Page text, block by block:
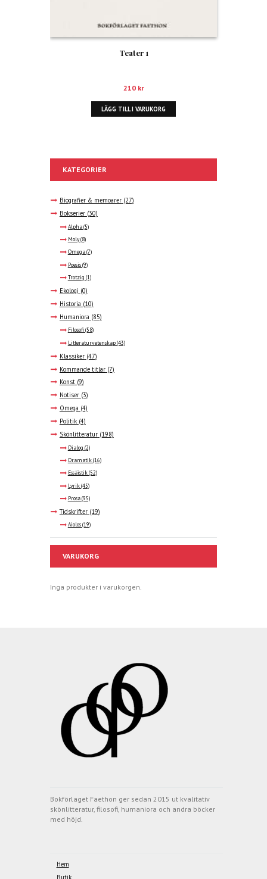
Teater 1
210 kr
LÄGG TILL I VARUKORG
KATEGORIER
Biografier & memoarer (27)
Bokserier (30)
Alpha(5)
Moly(8)
Omega(7)
Poesis(9)
Trotzig (1)
Ekologi (0)
Historia (10)
Humaniora (85)
Filosofi(58)
Litteraturvetenskap(43)
Klassiker (47)
Kommande titlar (7)
Konst (9)
Notiser (3)
Omega (4)
Politik (4)
Skönlitteratur (198)
Dialog (2)
Dramatik(16)
Essäistik(52)
Lyrik(45)
Prosa(95)
Tidskrifter (19)
Aiolos(19)
VARUKORG
Inga produkter i varukorgen.
Bokförlaget Faethon ger sedan 2015 ut kvalitativ
skönlitteratur, filosofi, humaniora och andra böcker
med höjd.
Hem
Butik